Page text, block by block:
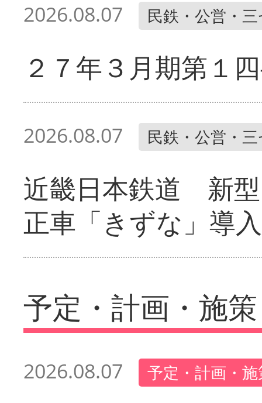
2026.08.07 民鉄・公営・
２７年３月期第１
2026.08.07 民鉄・公営・
近畿日本鉄道 新
正車「きずな」導入
予定・計画・施策
2026.08.07 予定・計画・